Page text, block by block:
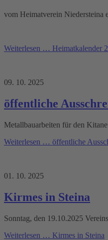
vom Heimatverein Niedersteina
Weiterlesen … Heimatkalender
09. 10. 2025
öffentliche
Metallbauarbeiten für den
Weiterlesen … öffentliche
01. 10. 2025
Kirmes in Steina
Sonntag, den 19.10.2025
Weiterlesen … Kirmes in Steina